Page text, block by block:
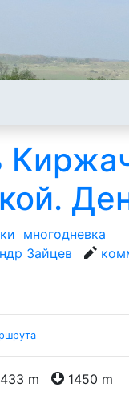
многодневка
Зайцев
m
1450 m